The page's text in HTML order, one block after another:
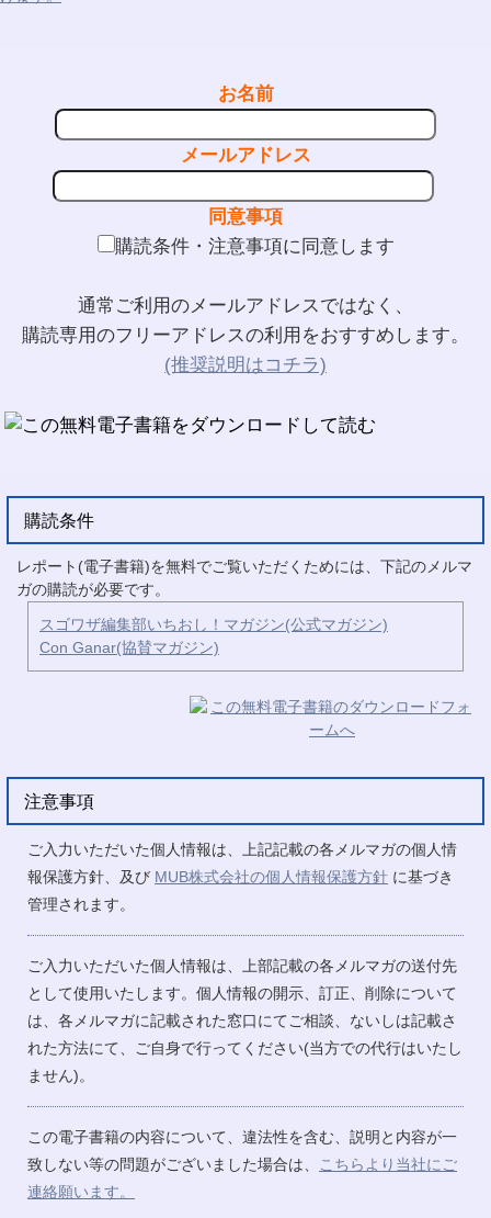
お名前
メールアドレス
同意事項
購読条件・注意事項に同意します
通常ご利用のメールアドレスではなく、
購読専用のフリーアドレスの利用をおすすめします。
(推奨説明はコチラ)
購読条件
レポート(電子書籍)を無料でご覧いただくためには、下記のメルマ
ガの購読が必要です。
スゴワザ編集部いちおし！マガジン(公式マガジン)
Con Ganar(協賛マガジン)
注意事項
ご入力いただいた個人情報は、上記記載の各メルマガの個人情
報保護方針、及び MUB株式会社の個人情報保護方針 に基づき
管理されます。
ご入力いただいた個人情報は、上部記載の各メルマガの送付先
として使用いたします。個人情報の開示、訂正、削除について
は、各メルマガに記載された窓口にてご相談、ないしは記載さ
れた方法にて、ご自身で行ってください(当方での代行はいたし
ません)。
この電子書籍の内容について、違法性を含む、説明と内容が一
致しない等の問題がございました場合は、
こちらより当社にご
連絡願います。